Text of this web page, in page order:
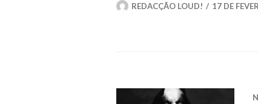
REDACÇÃO LOUD! 17 DE